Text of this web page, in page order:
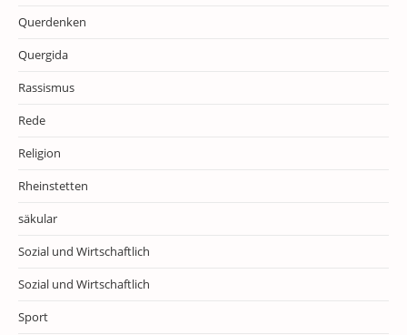
Querdenken
Quergida
Rassismus
Rede
Religion
Rheinstetten
säkular
Sozial und Wirtschaftlich
Sozial und Wirtschaftlich
Sport